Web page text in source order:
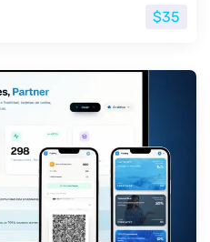
$35